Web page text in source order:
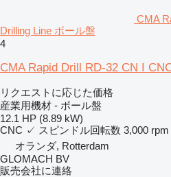
CMA
Drilling Line ボール盤
4
CMA Rapid Drill RD-32 CN I
リクエストに応じた価格
産業用機材 - ボール盤
12.1 HP (8.89 kW)
CNC ✓ スピンドル回転数 3,000 rpm
オランダ, Rotterdam
GLOMACH BV
販売会社に連絡